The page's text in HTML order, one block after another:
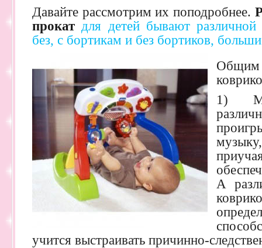
Давайте рассмотрим их поподробнее.
прокат для детей бывают
без, с бортикам и без бортиков,
Общим
1)
А
учится выстраивать причинно-